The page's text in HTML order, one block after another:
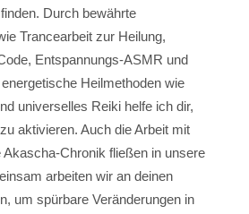
Durch bewährte
Trancearbeit zur Heilung,
Entspannungs-ASMR und
Heilmethoden wie
universelles Reiki helfe ich dir,
aktivieren. Auch die Arbeit mit
Akascha-Chronik fließen in unsere
arbeiten wir an deinen
um spürbare Veränderungen in